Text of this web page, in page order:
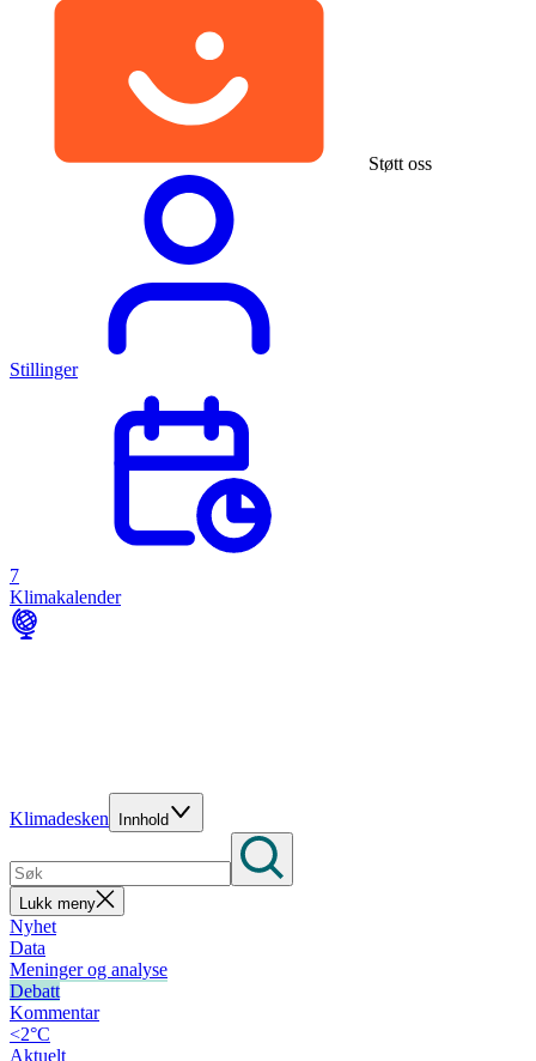
Støtt oss
Stillinger
7
Klimakalender
Klimadesken Innhold
Lukk meny
Nyhet
Data
Meninger og analyse
Debatt
Kommentar
<2°C
Aktuelt